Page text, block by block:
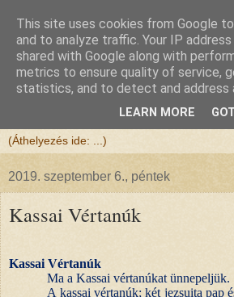
Félix atya
Szeretettel köszöntöm a honlapomra
2019. szeptember 6., péntek
Kassai Vértanúk
Kassai Vértanúk
Ma a Kassai vértanúkat ünnepeljük.
A kassai vértanúk; két jezsuita pap
This site uses cookies from Google
and to analyze traffic. Your IP
shared with Google along with
metrics to ensure quality of service,
statistics, and to detect and address
LEARN MORE